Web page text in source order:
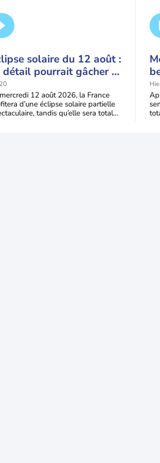
solaire du 12 août :
détail pourrait gâcher le
12 août 2026, la France
d’une éclipse solaire partielle
tandis qu’elle sera totale